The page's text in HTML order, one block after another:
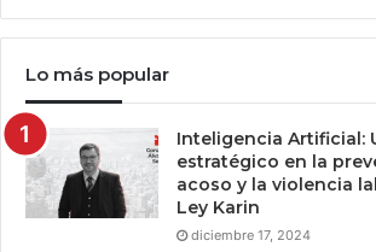
Lo más popular
Inteligencia Artificial:
estratégico en la
acoso y la violencia
Ley Karin
diciembre 17, 2024